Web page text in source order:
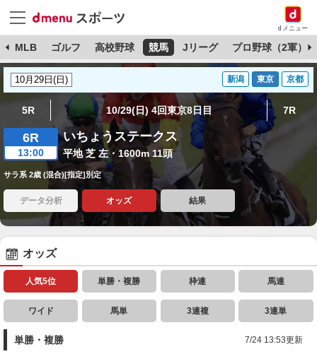
dメニュー
MLB ゴルフ 高校野球 競馬 Jリーグ プロ野球（2軍）
新潟 東京 京都
5R 10/29(日) 4回東京8日目 7R
6R
13:00
いちょうステークス
平地 芝 左・1600m 11頭
サラ系 2歳 (混合)[指定]別定
データ分析 オッズ 結果
オッズ
人気5位 単勝・複勝 枠連 馬連
ワイド 馬単 3連複 3連単
単勝・複勝 7/24 13:53更新